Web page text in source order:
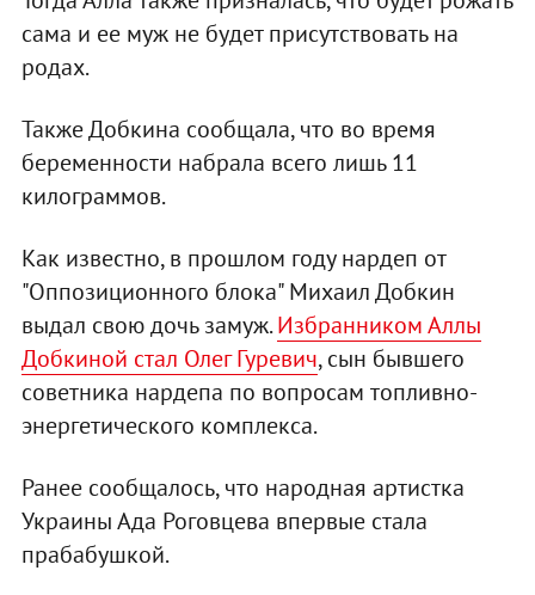
сама и ее муж не будет присутствовать на
родах.
Также Добкина сообщала, что во время
беременности набрала всего лишь 11
килограммов.
Как известно, в прошлом году нардеп от
"Оппозиционного блока" Михаил Добкин
выдал свою дочь замуж.Избранником Аллы
Добкиной стал Олег Гуревич, сын бывшего
советника нардепа по вопросам топливно-
энергетического комплекса.
Ранее сообщалось, что народная артистка
Украины Ада Роговцева впервые стала
прабабушкой.